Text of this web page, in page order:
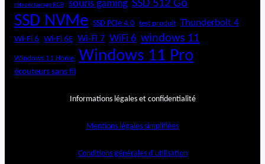
rétroéclairage RGB souris gaming SSD 512 Go
SSD NVMe SSD PCIe 4.0 test produit Thunderbolt 4
Wi-Fi 6 Wi-Fi 6E Wi-Fi 7 WiFi 6 windows 11
Windows 11 Home Windows 11 Pro
écouteurs sans fil
Informations légales et confidentialité
Mentions légales simplifiées
Conditions générales d’utilisation